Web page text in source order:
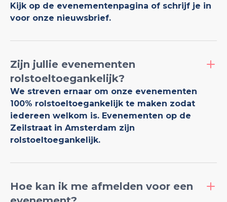
Kijk op de evenementenpagina of schrijf je in
voor onze nieuwsbrief.
Zijn jullie evenementen
rolstoeltoegankelijk?
We streven ernaar om onze evenementen
100% rolstoeltoegankelijk te maken zodat
iedereen welkom is. Evenementen op de
Zeilstraat in Amsterdam zijn
rolstoeltoegankelijk.
Hoe kan ik me afmelden voor een